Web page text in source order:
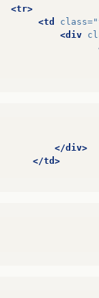
<tr>
<td
class=
<div
</div>
</td>